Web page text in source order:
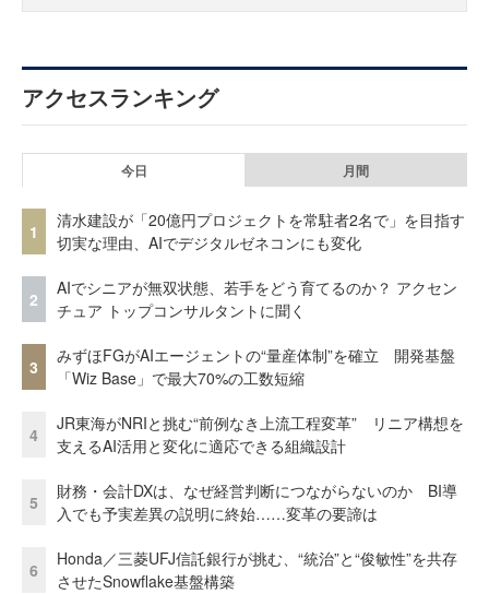
アクセスランキング
今日 月間
1
清水建設が「20億円プロジェクトを常駐者2名で」を目指す
切実な理由、AIでデジタルゼネコンにも変化
2
AIでシニアが無双状態、若手をどう育てるのか？ アクセン
チュア トップコンサルタントに聞く
3
みずほFGがAIエージェントの“量産体制”を確立 開発基盤
「Wiz Base」で最大70%の工数短縮
4
JR東海がNRIと挑む“前例なき上流工程変革” リニア構想を
支えるAI活用と変化に適応できる組織設計
5
財務・会計DXは、なぜ経営判断につながらないのか BI導
入でも予実差異の説明に終始……変革の要諦は
6
Honda／三菱UFJ信託銀行が挑む、“統治”と“俊敏性”を共存
させたSnowflake基盤構築